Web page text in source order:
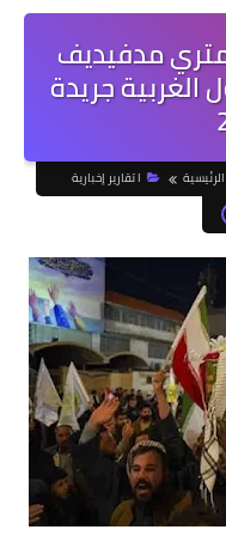
مدفيديف
الغربية جريدة
ا تقارير إخبارية